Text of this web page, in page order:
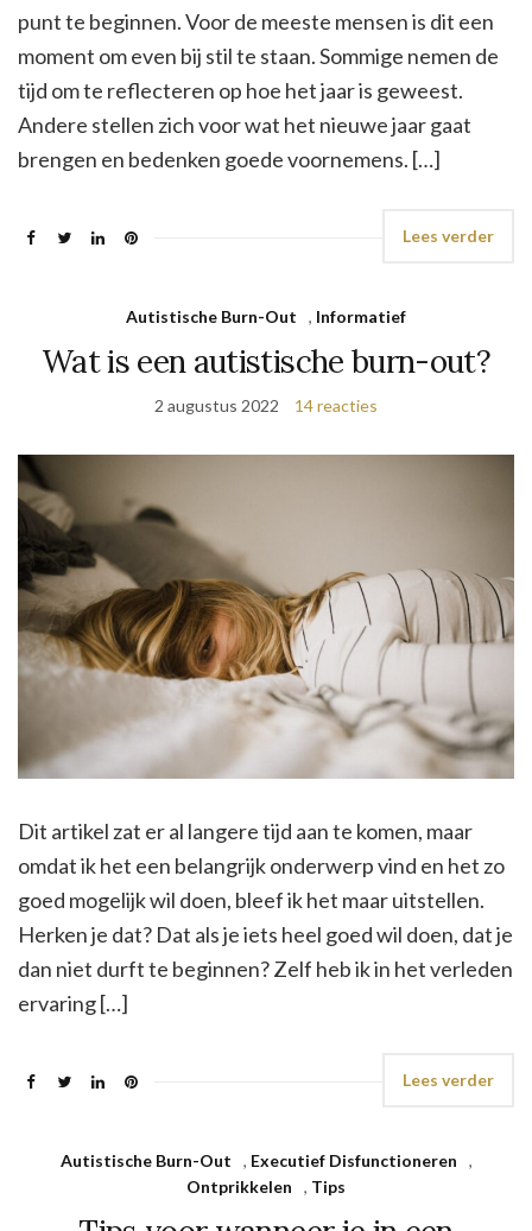
punt te beginnen. Voor de meeste mensen is dit een
moment om even bij stil te staan. Sommige nemen de
tijd om te reflecteren op hoe het jaar is geweest.
Andere stellen zich voor wat het nieuwe jaar gaat
brengen en bedenken goede voornemens. […]
Lees verder
Autistische Burn-Out , Informatief
Wat is een autistische burn-out?
2 augustus 2022 14 reacties
Dit artikel zat er al langere tijd aan te komen, maar
omdat ik het een belangrijk onderwerp vind en het zo
goed mogelijk wil doen, bleef ik het maar uitstellen.
Herken je dat? Dat als je iets heel goed wil doen, dat je
dan niet durft te beginnen? Zelf heb ik in het verleden
ervaring […]
Lees verder
Autistische Burn-Out , Executief Disfunctioneren
,
Ontprikkelen
, Tips